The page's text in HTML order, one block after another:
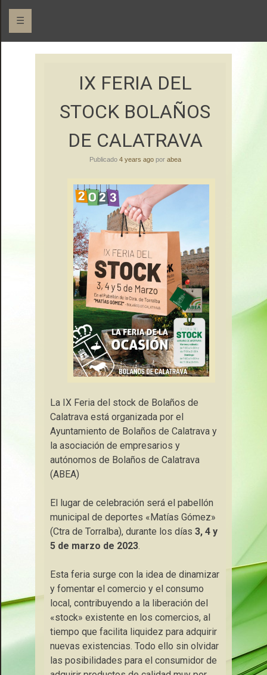
☰
ABEA
IX FERIA DEL
STOCK BOLAÑOS
DE CALATRAVA
Publicado 4 years agopor abea
La IX Feria del stock de Bolaños de
Calatrava está organizada por el
Ayuntamiento de Bolaños de Calatrava y
la asociación de empresarios y
autónomos de Bolaños de Calatrava
(ABEA)
El lugar de celebración será el pabellón
municipal de deportes «Matías Gómez»
(Ctra de Torralba), durante los días 3, 4 y
5 de marzo de 2023.
Esta feria surge con la idea de dinamizar
y fomentar el comercio y el consumo
local, contribuyendo a la liberación del
«stock» existente en los comercios, al
tiempo que facilita liquidez para adquirir
nuevas existencias. Todo ello sin olvidar
las posibilidades para el consumidor de